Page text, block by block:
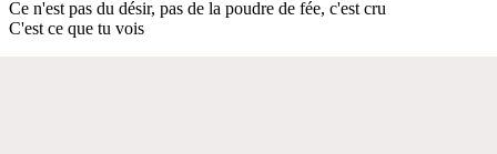
Ce n'est pas du désir, pas de la poudre de fée, c'est cru
C'est ce que tu vois